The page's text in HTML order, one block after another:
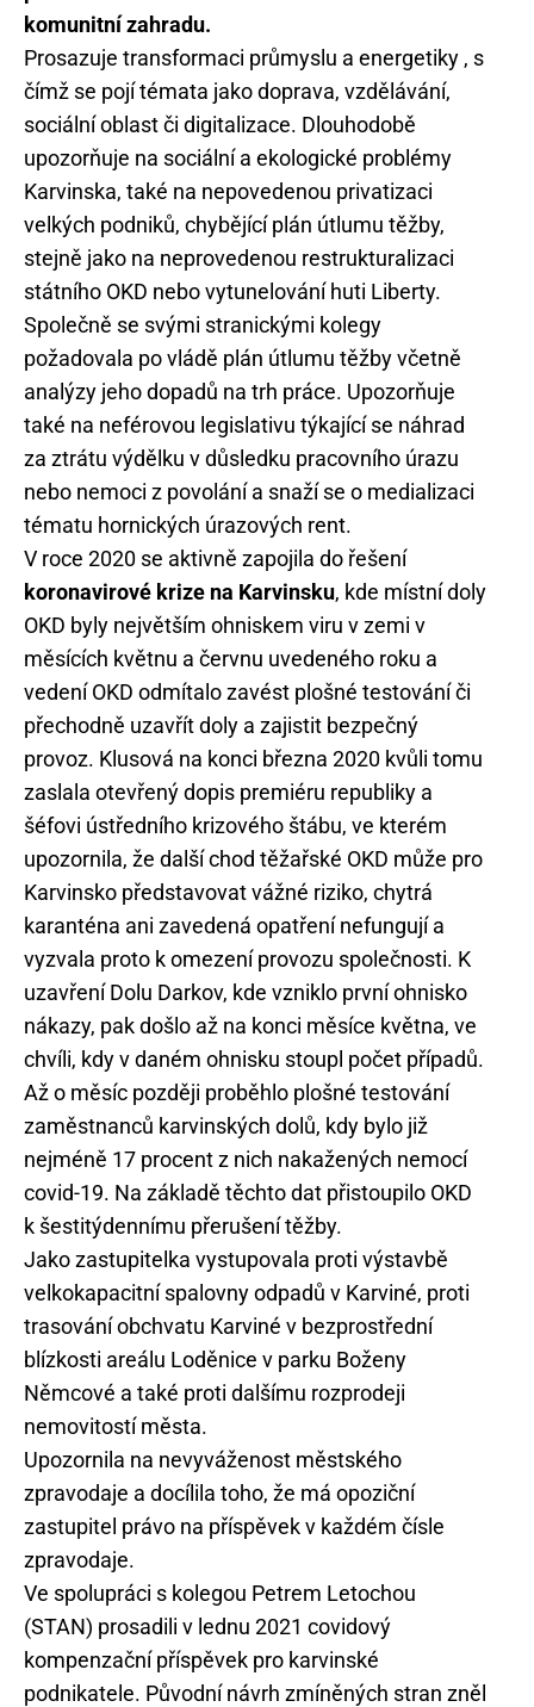
komunitní zahradu.
Prosazuje transformaci průmyslu a energetiky , s
čímž se pojí témata jako doprava, vzdělávání,
sociální oblast či digitalizace. Dlouhodobě
upozorňuje na sociální a ekologické problémy
Karvinska, také na nepovedenou privatizaci
velkých podniků, chybějící plán útlumu těžby,
stejně jako na neprovedenou restrukturalizaci
státního OKD nebo vytunelování huti Liberty.
Společně se svými stranickými kolegy
požadovala po vládě plán útlumu těžby včetně
analýzy jeho dopadů na trh práce. Upozorňuje
také na neférovou legislativu týkající se náhrad
za ztrátu výdělku v důsledku pracovního úrazu
nebo nemoci z povolání a snaží se o medializaci
tématu hornických úrazových rent.
V roce 2020 se aktivně zapojila do řešení
koronavirové krize na Karvinsku, kde místní doly
OKD byly největším ohniskem viru v zemi v
měsících květnu a červnu uvedeného roku a
vedení OKD odmítalo zavést plošné testování či
přechodně uzavřít doly a zajistit bezpečný
provoz. Klusová na konci března 2020 kvůli tomu
zaslala otevřený dopis premiéru republiky a
šéfovi ústředního krizového štábu, ve kterém
upozornila, že další chod těžařské OKD může pro
Karvinsko představovat vážné riziko, chytrá
karanténa ani zavedená opatření nefungují a
vyzvala proto k omezení provozu společnosti. K
uzavření Dolu Darkov, kde vzniklo první ohnisko
nákazy, pak došlo až na konci měsíce května, ve
chvíli, kdy v daném ohnisku stoupl počet případů.
Až o měsíc později proběhlo plošné testování
zaměstnanců karvinských dolů, kdy bylo již
nejméně 17 procent z nich nakažených nemocí
covid-19. Na základě těchto dat přistoupilo OKD
k šestitýdennímu přerušení těžby.
Jako zastupitelka vystupovala proti výstavbě
velkokapacitní spalovny odpadů v Karviné, proti
trasování obchvatu Karviné v bezprostřední
blízkosti areálu Loděnice v parku Boženy
Němcové a také proti dalšímu rozprodeji
nemovitostí města.
Upozornila na nevyváženost městského
zpravodaje a docílila toho, že má opoziční
zastupitel právo na příspěvek v každém čísle
zpravodaje.
Ve spolupráci s kolegou Petrem Letochou
(STAN) prosadili v lednu 2021 covidový
kompenzační příspěvek pro karvinské
podnikatele. Původní návrh zmíněných stran zněl